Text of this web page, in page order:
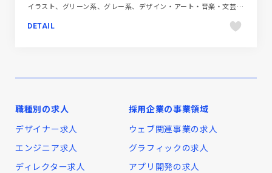
イラスト、グリーン系、グレー系、デザイン・アート・音楽・文芸、ブラック系 、ホワイト系、ポップ、ポートフォリオ、モーション多め、大きめ写真、海外サイト
DETAIL
職種別の求人
デザイナー求人
エンジニア求人
ディレクター求人
採用企業の事業領域
ウェブ関連事業の求人
グラフィックの求人
アプリ開発の求人